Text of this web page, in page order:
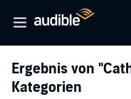
Ergebnis von
Kategorien